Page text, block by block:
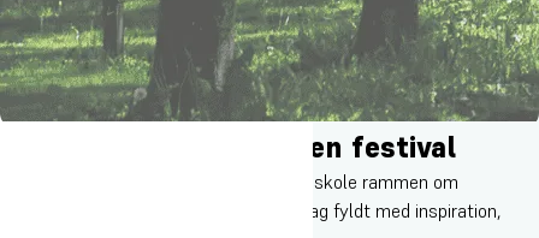
Vær med til at afvikle en festival
Hvert år i august danner Oure Idrætshøjskole rammen om
dannelsesfestivalen RESONANS – en dag fyldt med inspiration,